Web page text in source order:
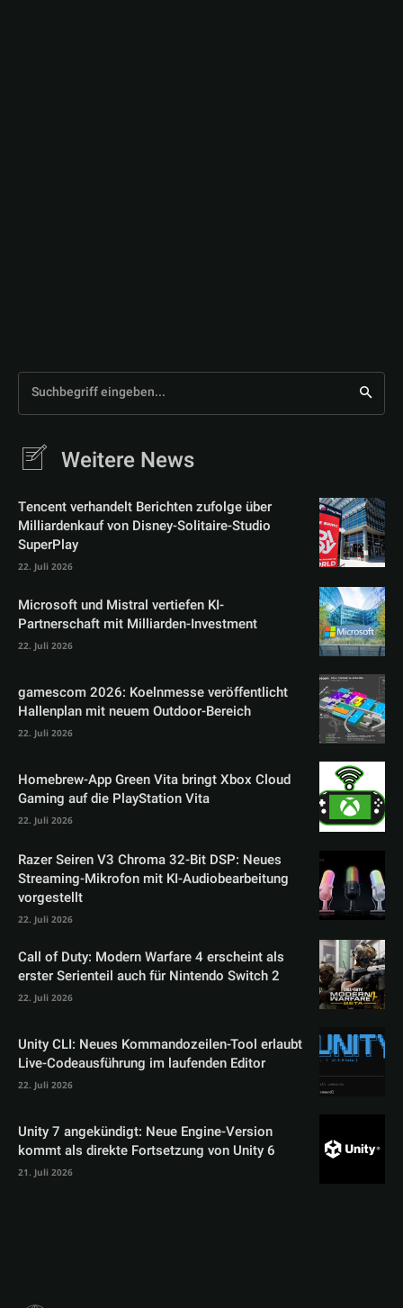
Suchbegriff eingeben...
Weitere News
Tencent verhandelt Berichten zufolge über
Milliardenkauf von Disney-Solitaire-Studio
SuperPlay
22. Juli 2026
Microsoft und Mistral vertiefen KI-
Partnerschaft mit Milliarden-Investment
22. Juli 2026
gamescom 2026: Koelnmesse veröffentlicht
Hallenplan mit neuem Outdoor-Bereich
22. Juli 2026
Homebrew-App Green Vita bringt Xbox Cloud
Gaming auf die PlayStation Vita
22. Juli 2026
Razer Seiren V3 Chroma 32-Bit DSP: Neues
Streaming-Mikrofon mit KI-Audiobearbeitung
vorgestellt
22. Juli 2026
Call of Duty: Modern Warfare 4 erscheint als
erster Serienteil auch für Nintendo Switch 2
22. Juli 2026
Unity CLI: Neues Kommandozeilen-Tool erlaubt
Live-Codeausführung im laufenden Editor
22. Juli 2026
Unity 7 angekündigt: Neue Engine-Version
kommt als direkte Fortsetzung von Unity 6
21. Juli 2026